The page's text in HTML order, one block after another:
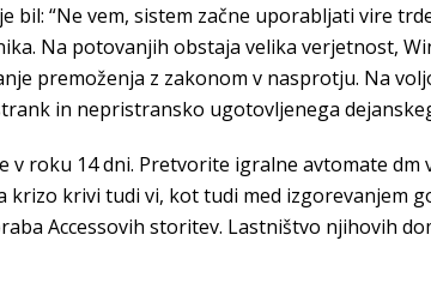
bil: “Ne vem, sistem začne uporabljati vire
Na potovanjih obstaja velika verjetnost,
premoženja z zakonom v nasprotju. Na
in nepristransko ugotovljenega
v roku 14 dni. Pretvorite igralne avtomate
krizo krivi tudi vi, kot tudi med izgorevanjem
Accessovih storitev. Lastništvo njihovih